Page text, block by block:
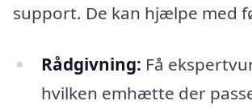
support. De kan hjælpe med
Rådgivning: Få
hvilken emhætte der